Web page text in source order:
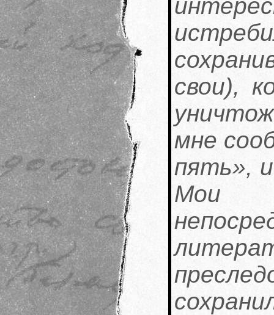
свои),
мне
пять»,
Мои